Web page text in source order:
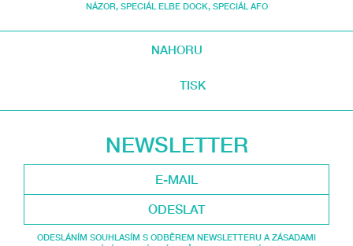
NÁZOR, SPECIÁL ELBE DOCK, SPECIÁL AFO
NAHORU
TISK
NEWSLETTER
ODESLAT
ODESLÁNÍM SOUHLASÍM S ODBĚREM NEWSLETTERU A ZÁSADAMI